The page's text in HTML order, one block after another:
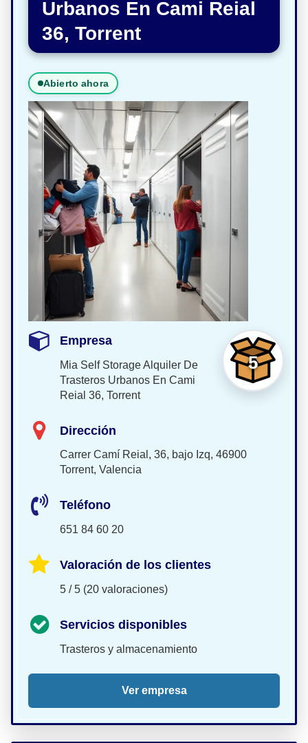
Urbanos En Cami Reial
36, Torrent
Abierto ahora
5
Empresa
Mia Self Storage Alquiler De
Trasteros Urbanos En Cami
Reial 36, Torrent
Dirección
Carrer Camí Reial, 36, bajo Izq, 46900
Torrent, Valencia
Teléfono
651 84 60 20
Valoración de los clientes
5 / 5 (20 valoraciones)
Servicios disponibles
Trasteros y almacenamiento
Ver empresa